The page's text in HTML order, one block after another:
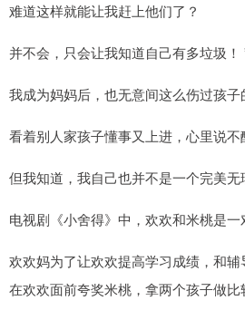
难道这样就能让我赶上他们了？
并不会，只会让我知道自己有多垃圾！
我成为妈妈后，也无意间这么伤过孩子
看着别人家孩子懂事又上进，心里说不
但我知道，我自己也并不是一个完美无
电视剧《小舍得》中，欢欢和米桃是一
欢欢妈为了让欢欢提高学习成绩，和
在欢欢面前夸奖米桃，拿两个孩子做比